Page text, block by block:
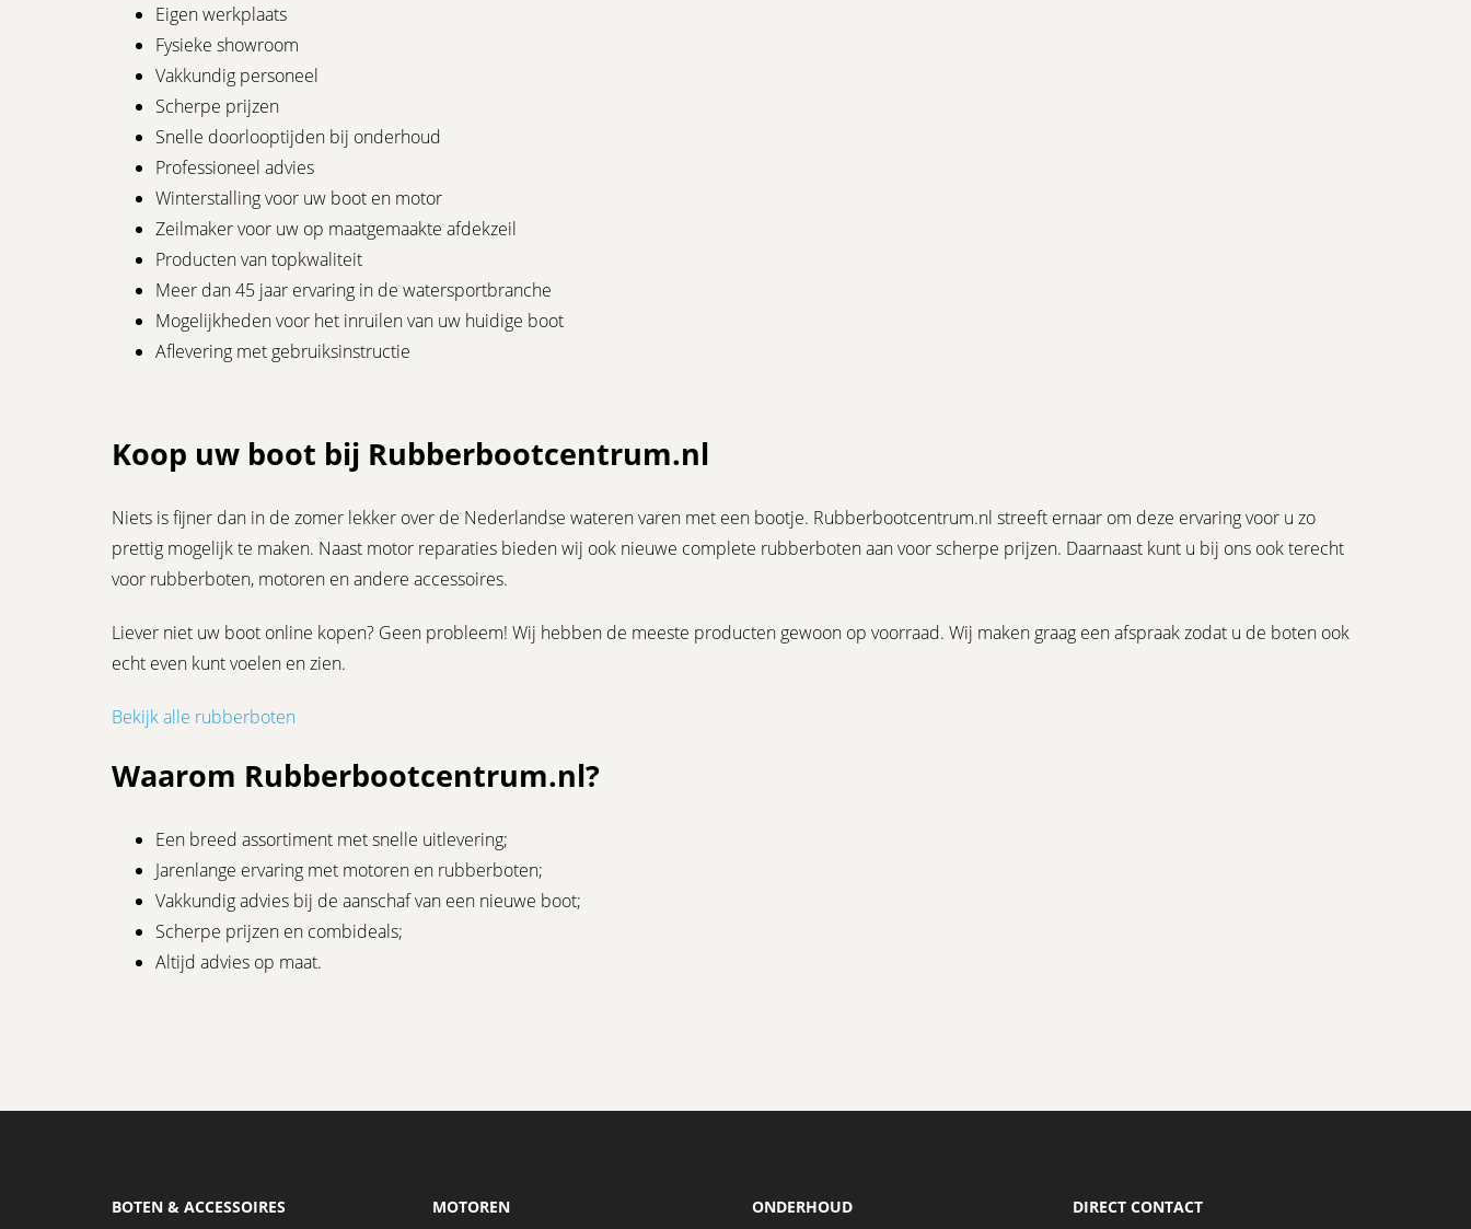
Eigen werkplaats
Fysieke showroom
Vakkundig personeel
Scherpe prijzen
Snelle doorlooptijden bij onderhoud
Professioneel advies
Winterstalling voor uw boot en motor
Zeilmaker voor uw op maatgemaakte afdekzeil
Producten van topkwaliteit
Meer dan 45 jaar ervaring in de watersportbranche
Mogelijkheden voor het inruilen van uw huidige boot
Aflevering met gebruiksinstructie
Koop uw boot bij Rubberbootcentrum.nl
Niets is fijner dan in de zomer lekker over de Nederlandse wateren varen met een bootje. Rubberbootcentrum.nl streeft ernaar om deze ervaring voor u zo
prettig mogelijk te maken. Naast motor reparaties bieden wij ook nieuwe complete rubberboten aan voor scherpe prijzen. Daarnaast kunt u bij ons ook terecht
voor rubberboten, motoren en andere accessoires.
Liever niet uw boot online kopen? Geen probleem! Wij hebben de meeste producten gewoon op voorraad. Wij maken graag een afspraak zodat u de boten ook
echt even kunt voelen en zien.
Bekijk alle rubberboten
Waarom Rubberbootcentrum.nl?
Een breed assortiment met snelle uitlevering;
Jarenlange ervaring met motoren en rubberboten;
Vakkundig advies bij de aanschaf van een nieuwe boot;
Scherpe prijzen en combideals;
Altijd advies op maat.
BOTEN & ACCESSOIRES MOTOREN ONDERHOUD DIRECT CONTACT